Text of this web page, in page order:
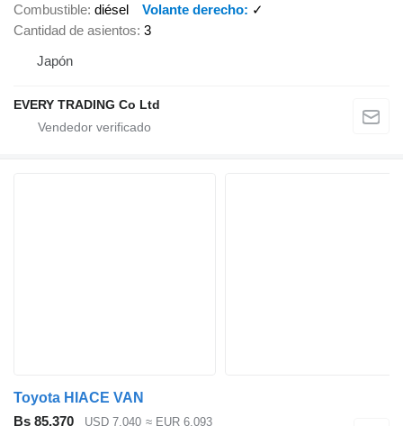
Combustible diésel Volante derecho
✓
Cantidad de asientos 3
Japón
EVERY TRADING Co Ltd
Toyota HIACE VAN
Bs 85.370
USD 7.040 ≈ EUR 6.093